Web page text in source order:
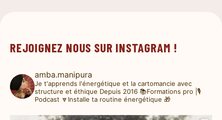
REJOIGNEZ NOUS SUR INSTAGRAM !
amba.manipura
Je t'apprends l'énergétique et la cartomancie avec
structure et éthique Depuis 2016 📚Formations pro |🎙️
Podcast 🔽Installe ta routine énergétique 🎁